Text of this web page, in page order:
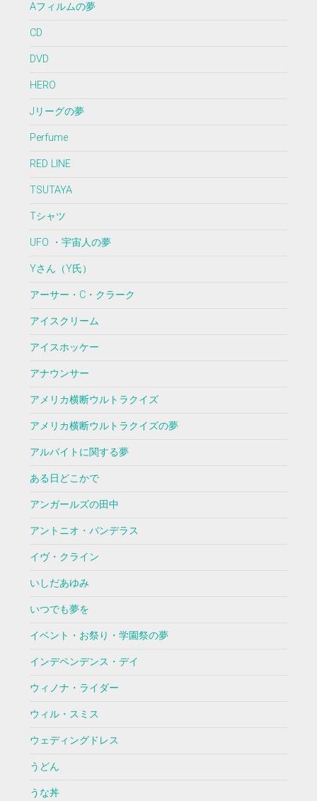
Aフィルムの夢
CD
DVD
HERO
Jリーグの夢
Perfume
RED LINE
TSUTAYA
Tシャツ
UFO ・宇宙人の夢
Yさん（Y氏）
アーサー・C・クラーク
アイスクリーム
アイスホッケー
アナウンサー
アメリカ横断ウルトラクイズ
アメリカ横断ウルトラクイズの夢
アルバイトに関する夢
ある日どこかで
アンガールズの田中
アントニオ・バンデラス
イヴ・クライン
いしだあゆみ
いつでも夢を
イベント・お祭り・学園祭の夢
インデペンデンス・デイ
ウィノナ・ライダー
ウィル・スミス
ウェディングドレス
うどん
うな丼